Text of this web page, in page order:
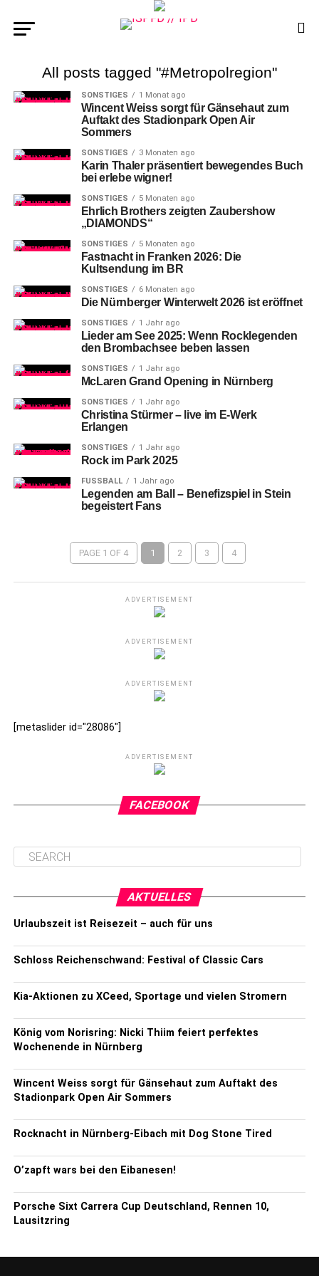
All posts tagged "#Metropolregion"
SONSTIGES 1 Monat ago
Wincent Weiss sorgt für Gänsehaut zum
Auftakt des Stadionpark Open Air
Sommers
SONSTIGES 3 Monaten ago
Karin Thaler präsentiert bewegendes Buch
bei erlebe wigner!
SONSTIGES 5 Monaten ago
Ehrlich Brothers zeigten Zaubershow
„DIAMONDS“
SONSTIGES 5 Monaten ago
Fastnacht in Franken 2026: Die
Kultsendung im BR
SONSTIGES 6 Monaten ago
Die Nürnberger Winterwelt 2026 ist eröffnet
SONSTIGES 1 Jahr ago
Lieder am See 2025: Wenn Rocklegenden
den Brombachsee beben lassen
SONSTIGES 1 Jahr ago
McLaren Grand Opening in Nürnberg
SONSTIGES 1 Jahr ago
Christina Stürmer – live im E-Werk
Erlangen
SONSTIGES 1 Jahr ago
Rock im Park 2025
FUSSBALL 1 Jahr ago
Legenden am Ball – Benefizspiel in Stein
begeistert Fans
PAGE 1 OF 4 1 2 3 4
ADVERTISEMENT
ADVERTISEMENT
ADVERTISEMENT
[metaslider id="28086"]
ADVERTISEMENT
FACEBOOK
AKTUELLES
Urlaubszeit ist Reisezeit – auch für uns
Schloss Reichenschwand: Festival of Classic Cars
Kia-Aktionen zu XCeed, Sportage und vielen Stromern
König vom Norisring: Nicki Thiim feiert perfektes
Wochenende in Nürnberg
Wincent Weiss sorgt für Gänsehaut zum Auftakt des
Stadionpark Open Air Sommers
Rocknacht in Nürnberg-Eibach mit Dog Stone Tired
O’zapft wars bei den Eibanesen!
Porsche Sixt Carrera Cup Deutschland, Rennen 10,
Lausitzring